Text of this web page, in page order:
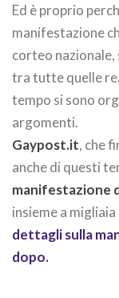
Ed è proprio
manifestazione
corteo
tra tutte quelle
tempo si sono
argomenti.
Gaypost.it, che
anche di questi
manifestazione
insieme a
dettagli sulla
dopo.